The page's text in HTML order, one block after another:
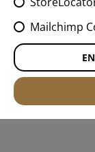
Mailchimp